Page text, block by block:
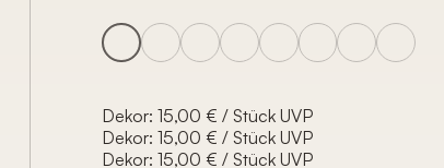
Dekor: 15,00 € / Stück UVP
Dekor: 15,00 € / Stück UVP
Dekor: 15,00 € / Stück UVP